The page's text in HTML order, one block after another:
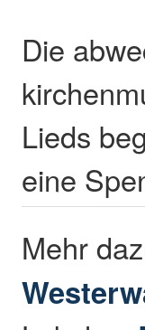
Die
Lieds
eine
Mehr